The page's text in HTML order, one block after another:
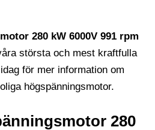
280 kW 6000V 991 rpm
största och mest kraftfulla
för mer information om
högspänningsmotor.
280